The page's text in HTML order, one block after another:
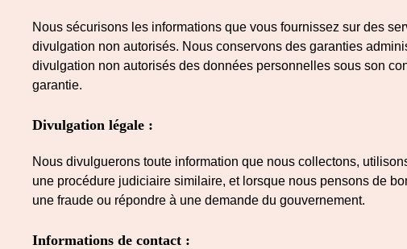
Nous sécurisons les informations que vous fournissez sur des
divulgation non autorisés. Nous conservons des garanties
divulgation non autorisés des données personnelles sous son
garantie.
Divulgation légale :
Nous divulguerons toute information que nous collectons,
une procédure judiciaire similaire, et lorsque nous pensons de
une fraude ou répondre à une demande du gouvernement.
Informations de contact :